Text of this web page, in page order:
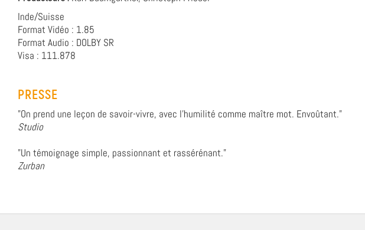
Inde/Suisse
Format Vidéo : 1.85
Format Audio : DOLBY SR
Visa : 111.878
PRESSE
"On prend une leçon de savoir-vivre, avec l'humilité comme maître mot. Envoûtant."
Studio
"Un témoignage simple, passionnant et rassérénant."
Zurban